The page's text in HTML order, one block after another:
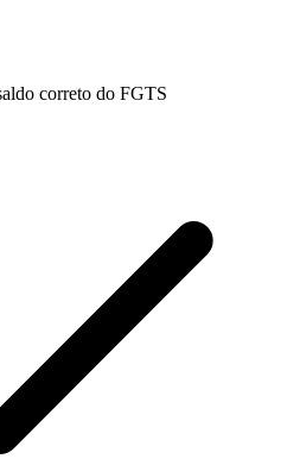
correto do FGTS